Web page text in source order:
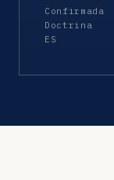
Confirmada
Doctrina
ES